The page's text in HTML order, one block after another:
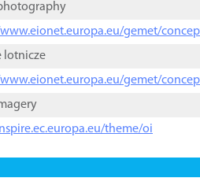
gemet/
lotnicze
gemet/
theme/oi